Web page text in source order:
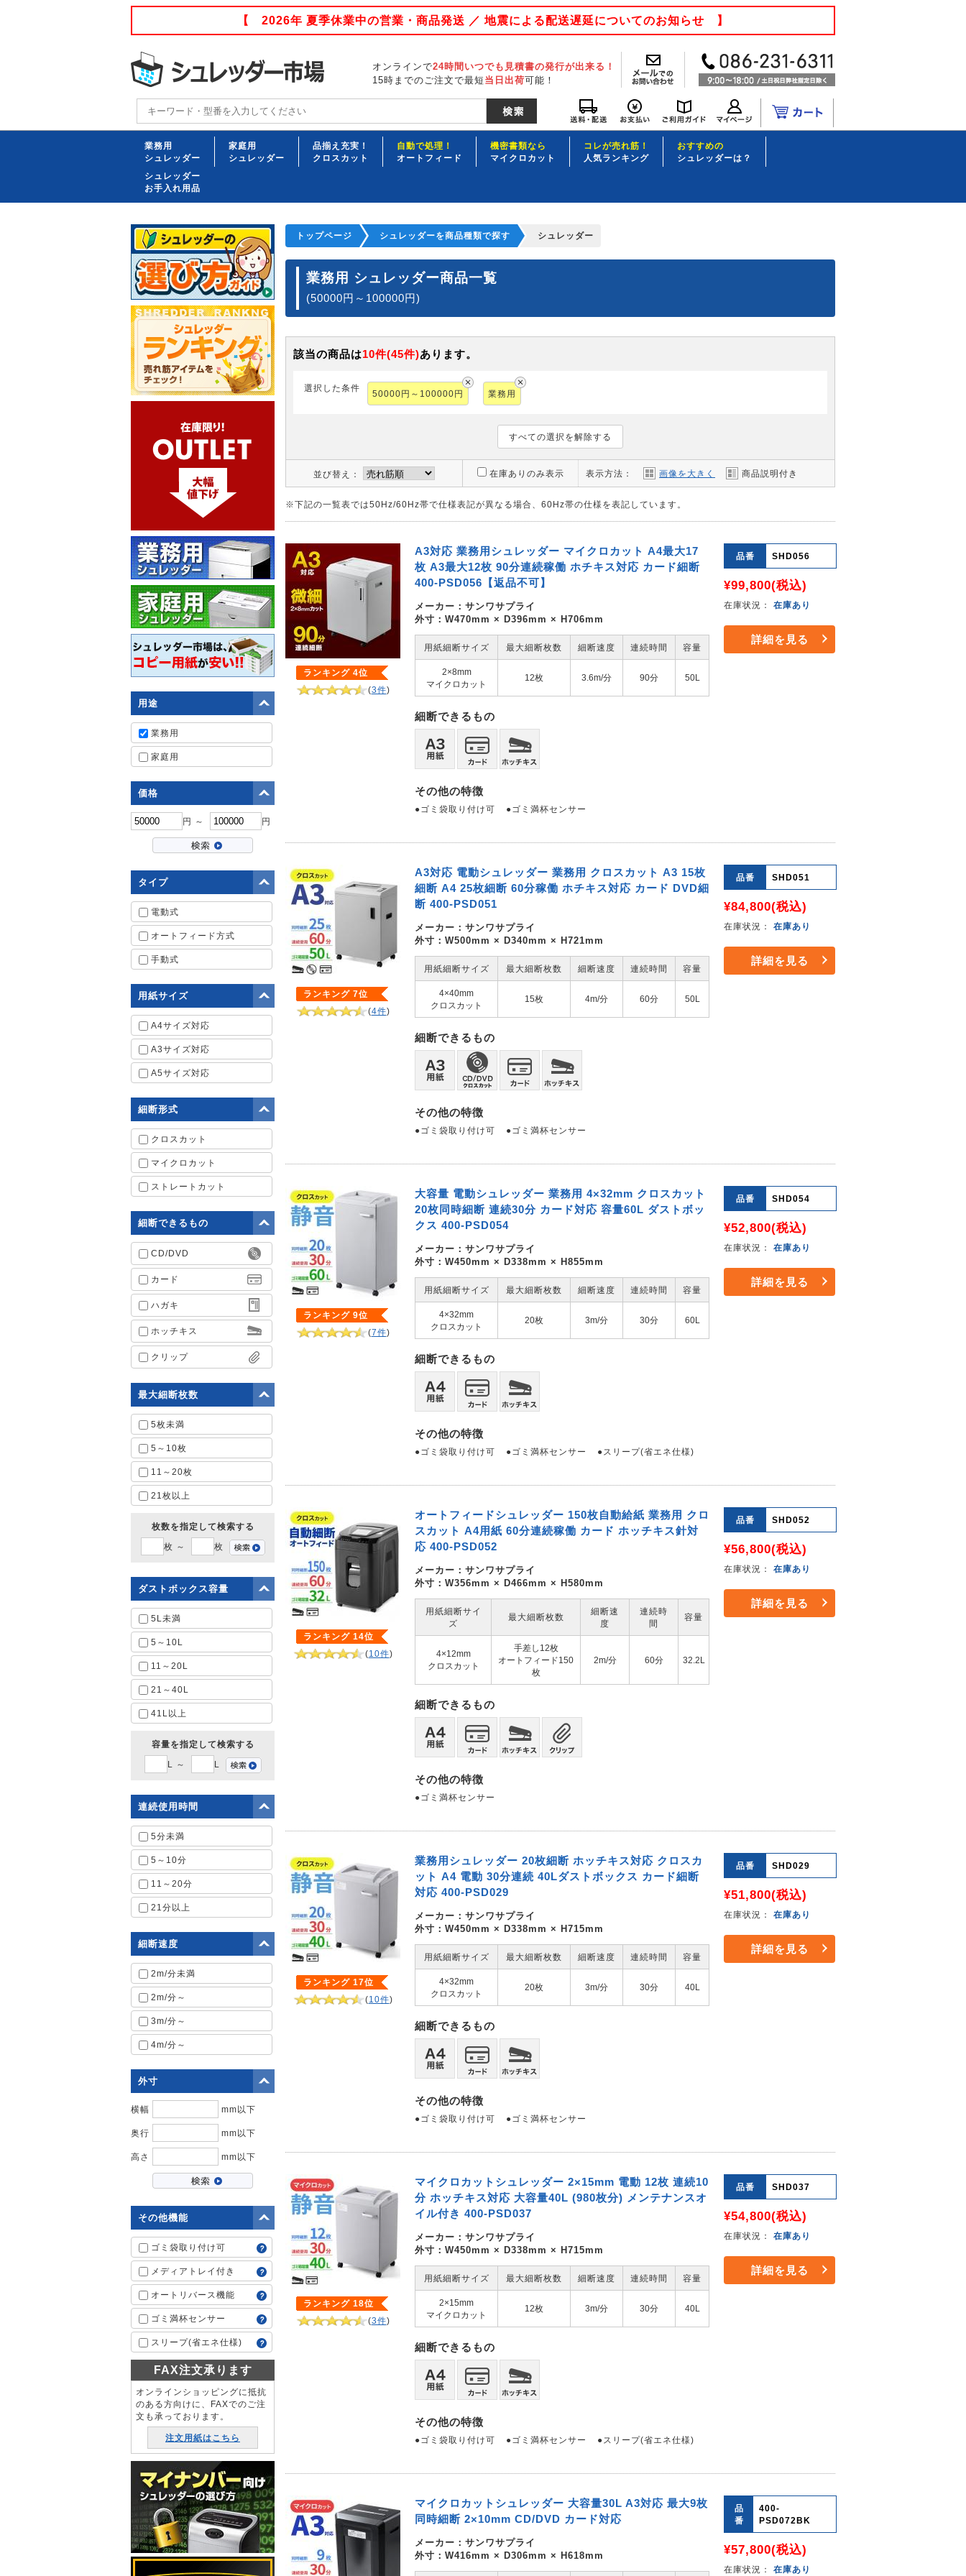
【 2026年 夏季休業中の営業・商品発送 ／ 地震による配送遅延についてのお知らせ 】
オンラインで24時間いつでも見積書の発行が出来る！
15時までのご注文で最短 当日出荷可能！
業務用
シュレッダー
家庭用
シュレッダー
品揃え充実！
クロスカット
自動で処理！
オートフィード
機密書類なら
マイクロカット
コレが売れ筋！
人気ランキング
おすすめの
シュレッダーは？
シュレッダー
お手入れ用品
用途
業務用
家庭用
価格
円 ～ 円
タイプ
電動式
オートフィード方式
手動式
用紙サイズ
A4サイズ対応
A3サイズ対応
A5サイズ対応
細断形式
クロスカット
マイクロカット
ストレートカット
細断できるもの
CD/DVD
カード
ハガキ
ホッチキス
クリップ
最大細断枚数
5枚未満
5～10枚
11～20枚
21枚以上
枚数を指定して検索する
枚 ～ 枚
ダストボックス容量
5L未満
5～10L
11～20L
21～40L
41L以上
容量を指定して検索する
L ～ L
連続使用時間
5分未満
5～10分
11～20分
21分以上
細断速度
2m/分未満
2m/分～
3m/分～
4m/分～
外寸
横幅 mm以下
奥行 mm以下
高さ mm以下
その他機能
ゴミ袋取り付け可
メディアトレイ付き
オートリバース機能
ゴミ満杯センサー
スリープ(省エネ仕様)
FAX注文承ります
オンラインショッピングに抵抗
のある方向けに、FAXでのご注
文も承っております。
注文用紙はこちら
トップページ シュレッダーを商品種類で探す シュレッダー
業務用 シュレッダー商品一覧
(50000円～100000円)
該当の商品は10件(45件)あります。
選択した条件
50000円～100000円 業務用
すべての選択を解除する
並び替え： 在庫ありのみ表示 表示方法： 画像を大きく 商品説明付き
※下記の一覧表では50Hz/60Hz帯で仕様表記が異なる場合、60Hz帯の仕様を表記しています。
ランキング 4位
(3件)
A3対応 業務用シュレッダー マイクロカット A4最大17
枚 A3最大12枚 90分連続稼働 ホチキス対応 カード細断
400-PSD056【返品不可】
メーカー： サンワサプライ
外寸：W470mm × D396mm × H706mm
用紙細断サイズ 最大細断枚数 細断速度 連続時間 容量
2×8mm
マイクロカット
12枚 3.6m/分 90分 50L
細断できるもの
その他の特徴
●ゴミ袋取り付け可 ●ゴミ満杯センサー
品番 SHD056
¥99,800(税込)
在庫状況： 在庫あり
詳細を見る
ランキング 7位
(4件)
A3対応 電動シュレッダー 業務用 クロスカット A3 15枚
細断 A4 25枚細断 60分稼働 ホチキス対応 カード DVD細
断 400-PSD051
メーカー： サンワサプライ
外寸：W500mm × D340mm × H721mm
用紙細断サイズ 最大細断枚数 細断速度 連続時間 容量
4×40mm
クロスカット
15枚 4m/分 60分 50L
細断できるもの
その他の特徴
●ゴミ袋取り付け可 ●ゴミ満杯センサー
品番 SHD051
¥84,800(税込)
在庫状況： 在庫あり
詳細を見る
ランキング 9位
(7件)
大容量 電動シュレッダー 業務用 4×32mm クロスカット
20枚同時細断 連続30分 カード対応 容量60L ダストボッ
クス 400-PSD054
メーカー： サンワサプライ
外寸：W450mm × D338mm × H855mm
用紙細断サイズ 最大細断枚数 細断速度 連続時間 容量
4×32mm
クロスカット
20枚 3m/分 30分 60L
細断できるもの
その他の特徴
●ゴミ袋取り付け可 ●ゴミ満杯センサー ●スリープ(省エネ仕様)
品番 SHD054
¥52,800(税込)
在庫状況： 在庫あり
詳細を見る
ランキング 14位
(10件)
オートフィードシュレッダー 150枚自動給紙 業務用 クロ
スカット A4用紙 60分連続稼働 カード ホッチキス針対
応 400-PSD052
メーカー： サンワサプライ
外寸：W356mm × D466mm × H580mm
用紙細断サイ
ズ
最大細断枚数
細断速
度
連続時
間
容量
4×12mm
クロスカット
手差し12枚
オートフィード150
枚
2m/分 60分 32.2L
細断できるもの
その他の特徴
●ゴミ満杯センサー
品番 SHD052
¥56,800(税込)
在庫状況： 在庫あり
詳細を見る
ランキング 17位
(10件)
業務用シュレッダー 20枚細断 ホッチキス対応 クロスカ
ット A4 電動 30分連続 40Lダストボックス カード細断
対応 400-PSD029
メーカー： サンワサプライ
外寸：W450mm × D338mm × H715mm
用紙細断サイズ 最大細断枚数 細断速度 連続時間 容量
4×32mm
クロスカット
20枚 3m/分 30分 40L
細断できるもの
その他の特徴
●ゴミ袋取り付け可 ●ゴミ満杯センサー
品番 SHD029
¥51,800(税込)
在庫状況： 在庫あり
詳細を見る
ランキング 18位
(3件)
マイクロカットシュレッダー 2×15mm 電動 12枚 連続10
分 ホッチキス対応 大容量40L (980枚分) メンテナンスオ
イル付き 400-PSD037
メーカー： サンワサプライ
外寸：W450mm × D338mm × H715mm
用紙細断サイズ 最大細断枚数 細断速度 連続時間 容量
2×15mm
マイクロカット
12枚 3m/分 30分 40L
細断できるもの
その他の特徴
●ゴミ袋取り付け可 ●ゴミ満杯センサー ●スリープ(省エネ仕様)
品番 SHD037
¥54,800(税込)
在庫状況： 在庫あり
詳細を見る
マイクロカットシュレッダー 大容量30L A3対応 最大9枚
同時細断 2×10mm CD/DVD カード対応
メーカー： サンワサプライ
外寸：W416mm × D306mm × H618mm
品
番
400-
PSD072BK
¥57,800(税込)
在庫状況： 在庫あり